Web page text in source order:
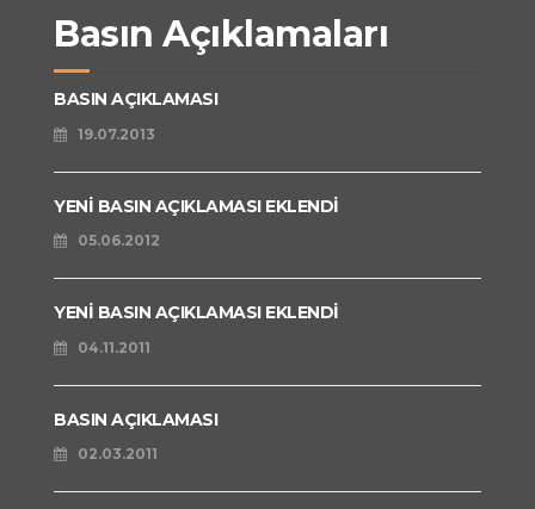
Basın Açıklamaları
BASIN AÇIKLAMASI
19.07.2013
YENİ BASIN AÇIKLAMASI EKLENDİ
05.06.2012
YENİ BASIN AÇIKLAMASI EKLENDİ
04.11.2011
BASIN AÇIKLAMASI
02.03.2011